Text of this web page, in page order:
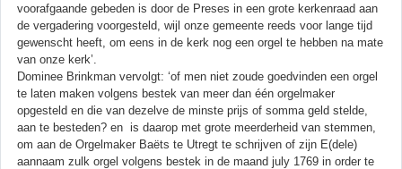
voorafgaande gebeden is door de Preses in een grote kerkenraad aan
de vergadering voorgesteld, wijl onze gemeente reeds voor lange tijd
gewenscht heeft, om eens in de kerk nog een orgel te hebben na mate
van onze kerk’.
Dominee Brinkman vervolgt: ‘of men niet zoude goedvinden een orgel
te laten maken volgens bestek van meer dan één orgelmaker
opgesteld en die van dezelve de minste prijs of somma geld stelde,
aan te besteden? en is daarop met grote meerderheid van stemmen,
om aan de Orgelmaker Baëts te Utregt te schrijven of zijn E(dele)
aannaam zulk orgel volgens bestek in de maand july 1769 in order te